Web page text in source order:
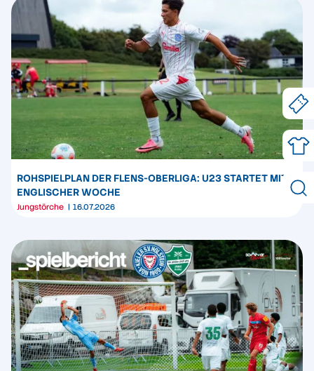
ROHSPIELPLAN DER FLENS-OBERLIGA: U23 STARTET MIT
ENGLISCHER WOCHE
Jungstörche 16.07.2026